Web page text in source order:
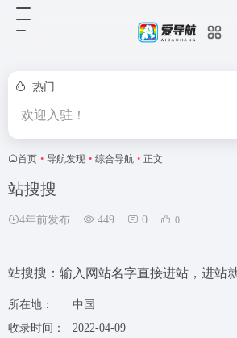
热门
欢迎入驻！
首页 • 导航发现 • 综合导航 • 正文
站搜搜
4年前发布 449 0 0
站搜搜：输入网站名字直接进站，进站
所在地：
中国
收录时间：
2022-04-09